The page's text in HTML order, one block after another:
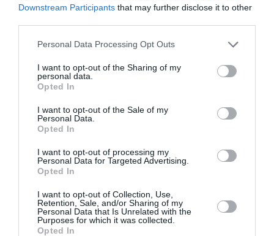
Downstream Participants that may further disclose it to other
Personal Data Processing Opt Outs
I want to opt-out of the Sharing of my
personal data.
Opted In
I want to opt-out of the Sale of my
Personal Data.
Opted In
I want to opt-out of processing my
Personal Data for Targeted Advertising.
Opted In
I want to opt-out of Collection, Use,
Retention, Sale, and/or Sharing of my
Personal Data that Is Unrelated with the
Purposes for which it was collected.
Opted In